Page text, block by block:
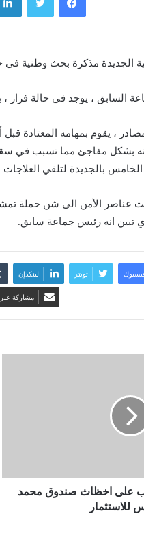
الجديدة مذكرة بحث
السابق ، يوجد في حالة فرار
، يقوم بمهامه المعتادة
بشكل مفاجئ مما تسبب في
بالجديدة لتلقي العلاجات
عناصر الأمن الى شن حملة
تبين انه رئيس جماعة سابق.
تويتر لينكدإن
مشاركة عبر
على اخظاث صندوق محمد
للاستثمار